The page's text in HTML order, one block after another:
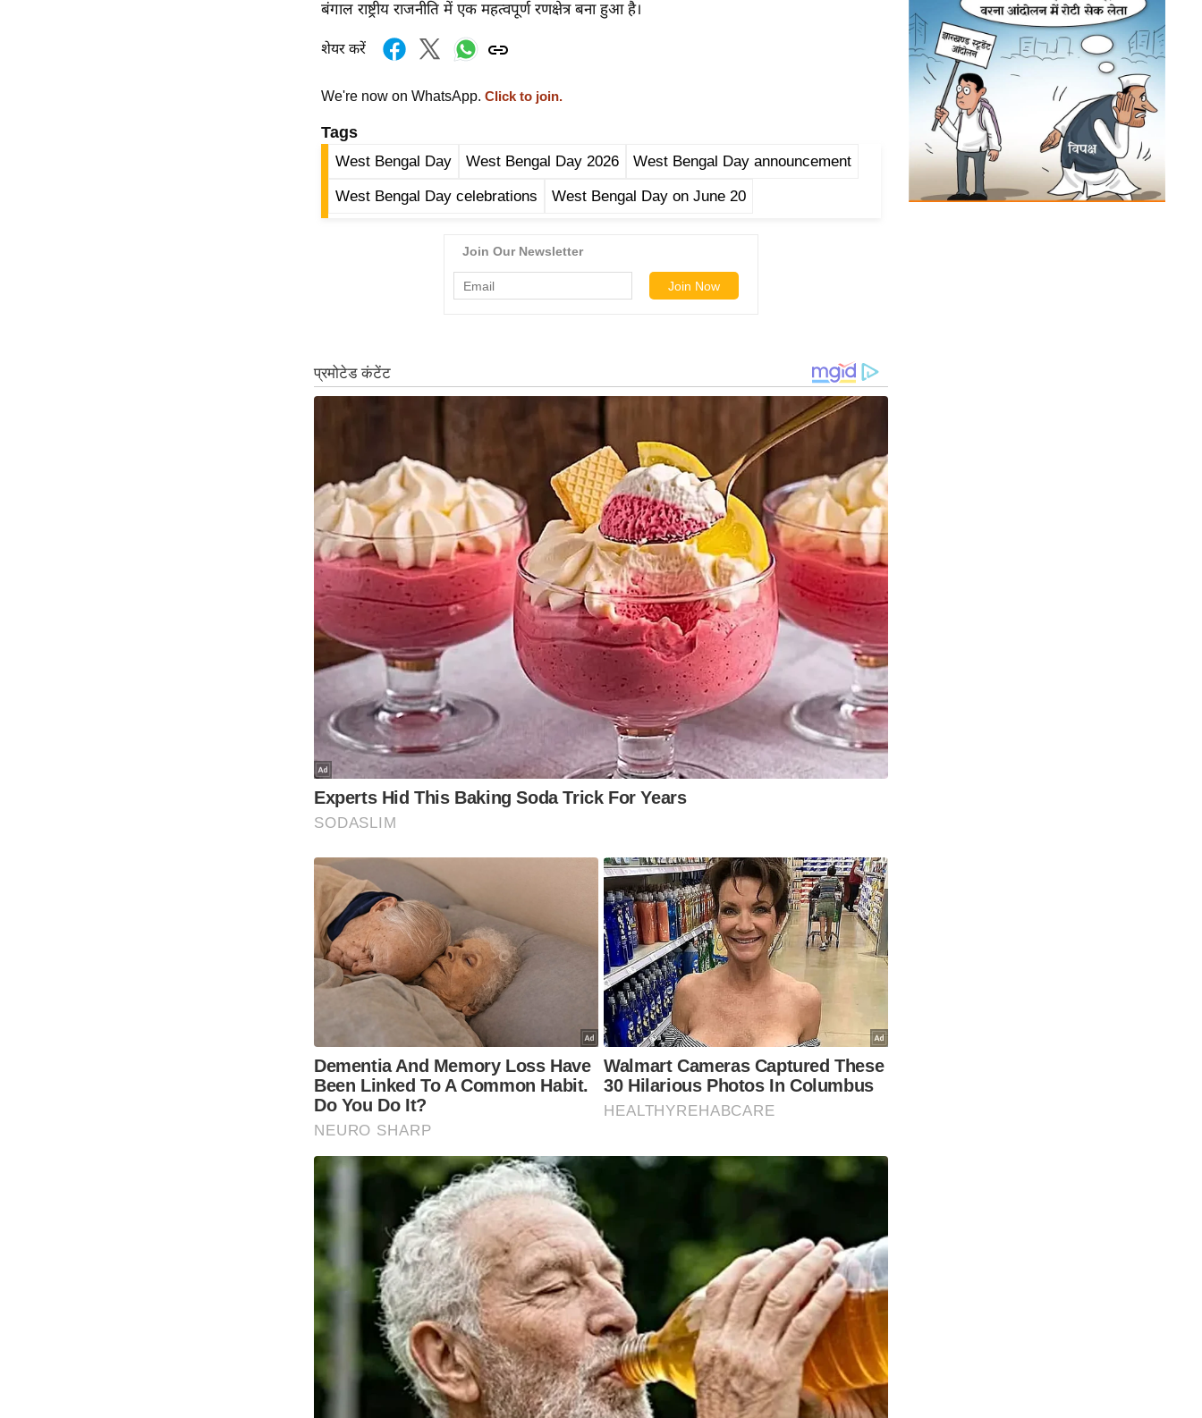
बंगाल राष्ट्रीय राजनीति में एक महत्वपूर्ण रणक्षेत्र बना हुआ है।
शेयर करें
We're now on WhatsApp. Click to join.
Tags
West Bengal Day West Bengal Day 2026 West Bengal Day announcement
West Bengal Day celebrations West Bengal Day on June 20